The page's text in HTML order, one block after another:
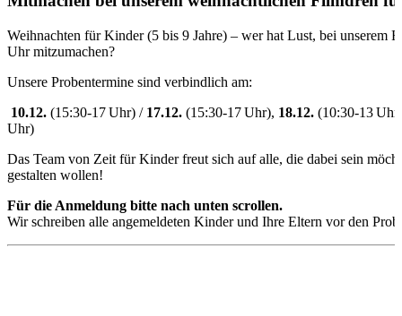
Weihnachten für Kinder (5 bis 9 Jahre) – wer hat Lust, bei unserem
Uhr mitzumachen?
Unsere Probentermine sind verbindlich am:
10.12. (15:30-17 Uhr) / 17.12. (15:30-17 Uhr), 18.12. (10:30-13
Uhr)
Das Team von Zeit für Kinder freut sich auf alle, die dabei sein
gestalten wollen!
Für die Anmeldung bitte nach unten scrollen.
Wir schreiben alle angemeldeten Kinder und Ihre Eltern vor den